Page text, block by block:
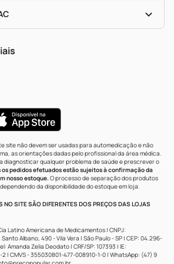
1687
site não devem ser usadas para automedicação e não
as orientações dadas pelo profissional da área médica.
diagnosticar qualquer problema de saúde e prescrever o
os pedidos efetuados estão sujeitos à confirmação da
nosso estoque.O processo de separação dos produtos
da disponibilidade do estoque em loja.
NO SITE SÃO DIFERENTES DOS PREÇOS DAS LOJAS
Cia Latino Americana de Medicamentos | CNPJ:
Albano, 490 - Vila Vera | São Paulo - SP | CEP: 04.296-
Amanda Zelia Deodato | CRF/SP: 107393 | IE:
2 | CMVS - 355030801-477-008910-1-0 | WhatsApp: (47) 9